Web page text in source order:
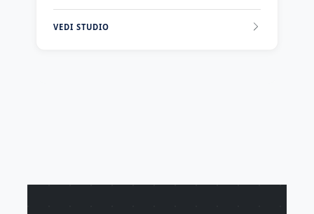
VEDI STUDIO